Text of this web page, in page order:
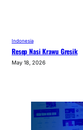
Indonesia
Resep Nasi Krawu Gresik
May 18, 2026